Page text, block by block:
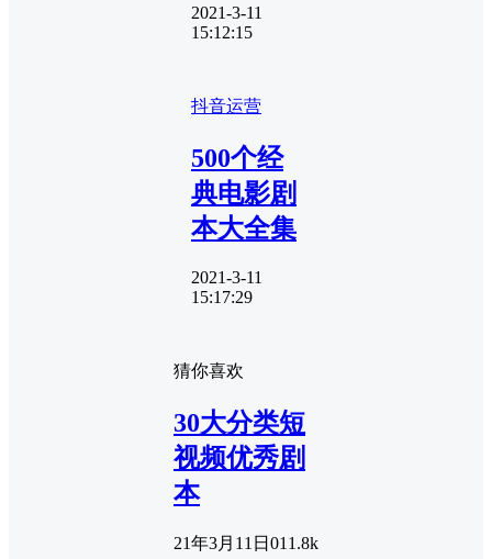
2021-3-11
15:12:15
抖音运营
500个经
典电影剧
本大全集
2021-3-11
15:17:29
猜你喜欢
30大分类短
视频优秀剧
本
21年3月11日 011.8k